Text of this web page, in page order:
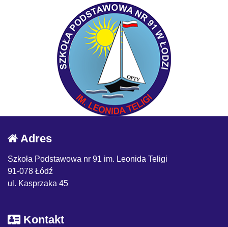
Adres
Szkoła Podstawowa nr 91 im. Leonida Teligi
91-078 Łódź
ul. Kasprzaka 45
Kontakt